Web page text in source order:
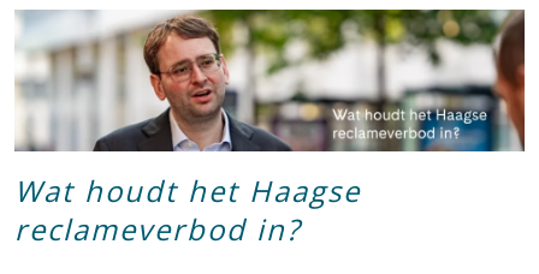
Wat houdt het Haagse
reclameverbod in?